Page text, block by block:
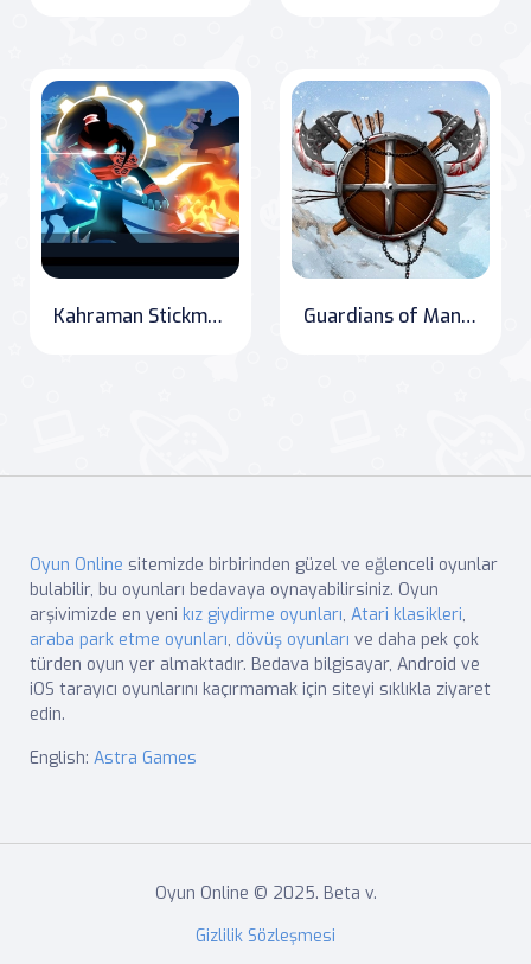
Kahraman Stickman Savaşı - Süper Aksiyon Kahramanları Guardians of Mangara: The Frozen Crown
Oyun Online sitemizde birbirinden güzel ve eğlenceli oyunlar
bulabilir, bu oyunları bedavaya oynayabilirsiniz. Oyun
arşivimizde en yeni kız giydirme oyunları, Atari klasikleri,
araba park etme oyunları, dövüş oyunları ve daha pek çok
türden oyun yer almaktadır. Bedava bilgisayar, Android ve
iOS tarayıcı oyunlarını kaçırmamak için siteyi sıklıkla ziyaret
edin.
English: Astra Games
Oyun Online © 2025. Beta v.
Gizlilik Sözleşmesi